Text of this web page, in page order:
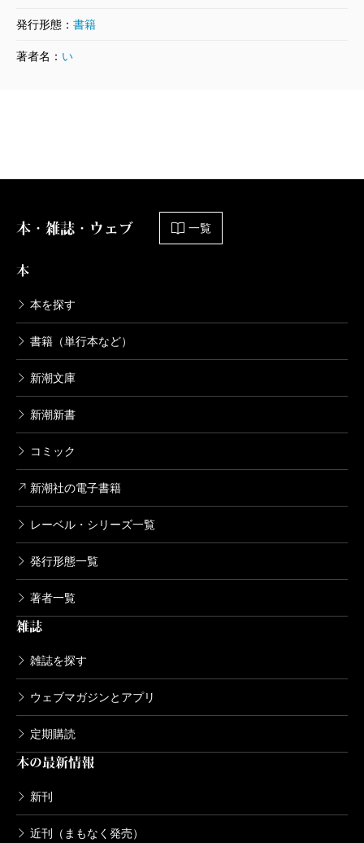
っきりしている」
のではなく、複雑なまま理解することを私たちに求め
る。そこに少しも押しつけがましさや堅苦しさを感じ
ないのは、人間に対する深い洞察力と、兵士たちへの
慈しみが伊藤氏の文章の底流にあるからだろう。氏は
また、こうも綴っている。
けだった戦場生活、それに敗戦、さらに戦後の連合軍
のめされ、ここに戦場体験者は、その体験を、語ろう
にも語れず、語っても理解されず、またそれをきこう
ともされない、という相互の断絶のままに、戦場と内
地との、それぞれの歴史は乖離してしまった。不可抗
伊藤氏の執筆の動機は、この一文に集約されている
後の歴史が乖離して久しい。それはやはり私たちの
絶版となっていた『兵隊たちの陸軍史』が、このた
び新潮選書で復刊する。戦史を研究する者だけでな
く、不条理な死から遠ざけられ、その悲しみを知らな
い戦後生まれと、戦争の時代を生きた人々の断絶を埋
める書として、本書が永く読み継がれていくことを願
ってやまない。
発行形態： 書籍
著者名： い
本・雑誌・ウェブ 一覧
本
本を探す
書籍（単行本など）
新潮文庫
新潮新書
コミック
新潮社の電子書籍
レーベル・シリーズ一覧
発行形態一覧
著者一覧
雑誌
雑誌を探す
ウェブマガジンとアプリ
定期購読
本の最新情報
新刊
近刊（まもなく発売）